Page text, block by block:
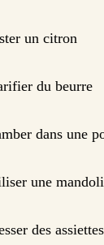
un citron
du beurre
dans une
une
des assiettes